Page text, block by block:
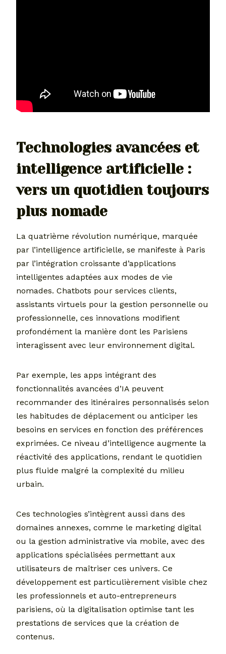
Technologies avancées et
intelligence artificielle :
vers un quotidien toujours
plus nomade
La quatrième révolution numérique, marquée
par l’intelligence artificielle, se manifeste à Paris
par l’intégration croissante d’applications
intelligentes adaptées aux modes de vie
nomades. Chatbots pour services clients,
assistants virtuels pour la gestion personnelle ou
professionnelle, ces innovations modifient
profondément la manière dont les Parisiens
interagissent avec leur environnement digital.
Par exemple, les apps intégrant des
fonctionnalités avancées d’IA peuvent
recommander des itinéraires personnalisés selon
les habitudes de déplacement ou anticiper les
besoins en services en fonction des préférences
exprimées. Ce niveau d’intelligence augmente la
réactivité des applications, rendant le quotidien
plus fluide malgré la complexité du milieu
urbain.
Ces technologies s’intègrent aussi dans des
domaines annexes, comme le marketing digital
ou la gestion administrative via mobile, avec des
applications spécialisées permettant aux
utilisateurs de maîtriser ces univers. Ce
développement est particulièrement visible chez
les professionnels et auto-entrepreneurs
parisiens, où la digitalisation optimise tant les
prestations de services que la création de
contenus.